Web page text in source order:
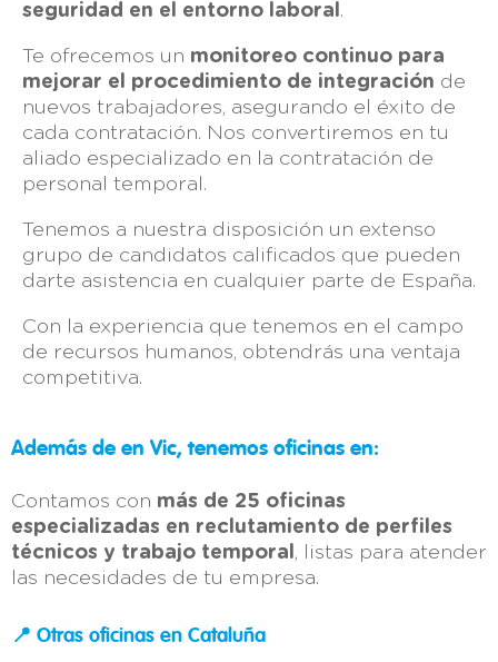
seguridad en el entorno laboral.
Te ofrecemos un monitoreo continuo para
mejorar el procedimiento de integración de
nuevos trabajadores, asegurando el éxito de
cada contratación. Nos convertiremos en tu
aliado especializado en la contratación de
personal temporal.
Tenemos a nuestra disposición un extenso
grupo de candidatos calificados que pueden
darte asistencia en cualquier parte de España.
Con la experiencia que tenemos en el campo
de recursos humanos, obtendrás una ventaja
competitiva.
Además de en Vic, tenemos oficinas en:
Contamos con más de 25 oficinas
especializadas en reclutamiento de perfiles
técnicos y trabajo temporal, listas para atender
las necesidades de tu empresa.
📍 Otras oficinas en Cataluña